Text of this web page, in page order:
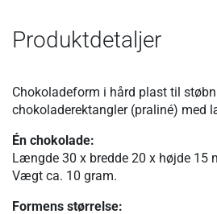
Produktdetaljer
Chokoladeform i hård plast til
chokoladerektangler (praliné) med
Én chokolade:
Længde 30 x bredde 20 x højde 15
Vægt ca. 10 gram.
Formens størrelse: